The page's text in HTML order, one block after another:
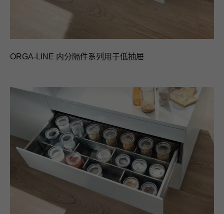
ORGA-LINE 内分隔件系列用于低抽屉